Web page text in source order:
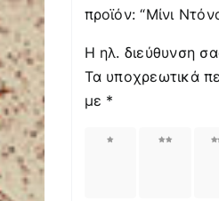
προϊόν: “Μίνι
Η ηλ. διεύθυνση
Τα υποχρεωτικά
με *
3